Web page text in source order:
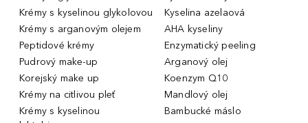
Krémy s kyselinou glykolovou
Krémy s arganovým olejem
Peptidové krémy
Pudrový make-up
Korejský make up
Krémy na citlivou pleť
Krémy s kyselinou
Kyselina azelaová
AHA kyseliny
Enzymatický peeling
Arganový olej
Koenzym Q10
Mandlový olej
Bambucké máslo